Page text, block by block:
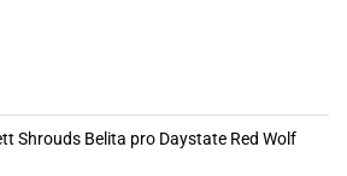
Shrouds Belita pro Daystate Red Wolf